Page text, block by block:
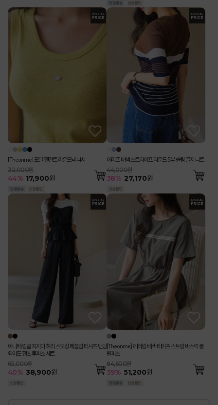
[Theonme] 모달 펜던트 라운드넥 나시
32,000원
44% 17,900원
에리프 배색 스트라이프 라운드 5부 슬림 골지 니트
44,000원
38% 27,170원
아니메 링클 지지미 허리 스모킹 페플럼 티셔츠 밴딩
와이드 팬츠 투피스 세트
65,000원
40% 38,900원
[Theonme] 레터링 배색 테이프 스트링 바스락 롱
원피스
84,600원
39% 51,200원